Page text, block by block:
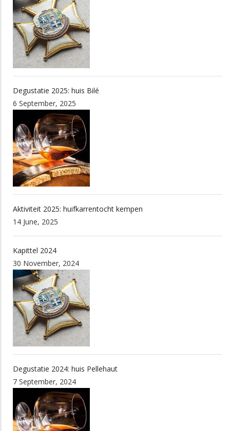
Degustatie 2025: huis Bilé
6 September, 2025
Aktiviteit 2025: huifkarrentocht kempen
14 June, 2025
Kapittel 2024
30 November, 2024
Degustatie 2024: huis Pellehaut
7 September, 2024